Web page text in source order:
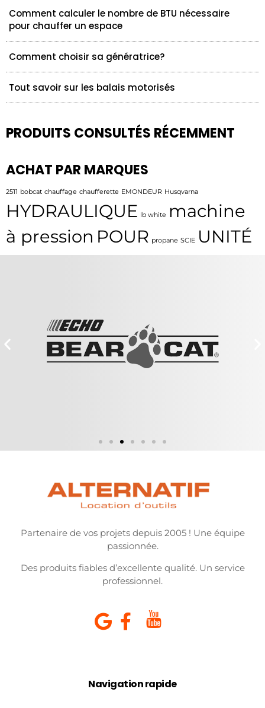
Comment calculer le nombre de BTU nécessaire
pour chauffer un espace
Comment choisir sa génératrice?
Tout savoir sur les balais motorisés
PRODUITS CONSULTÉS RÉCEMMENT
ACHAT PAR MARQUES
2511 bobcat chauffage chaufferette EMONDEUR Husqvarna
HYDRAULIQUE lb white machine
à pression POUR propane SCIE UNITÉ
Partenaire de vos projets depuis 2005 ! Une équipe
passionnée.
Des produits fiables d’excellente qualité. Un service
professionnel.
Navigation rapide